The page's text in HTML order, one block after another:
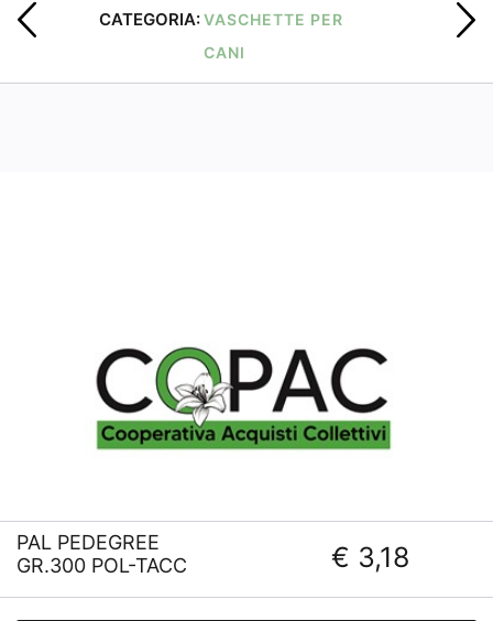
CATEGORIA:VASCHETTE PER
CANI
PAL PEDEGREE
GR.300 POL-TACC
€ 3,18